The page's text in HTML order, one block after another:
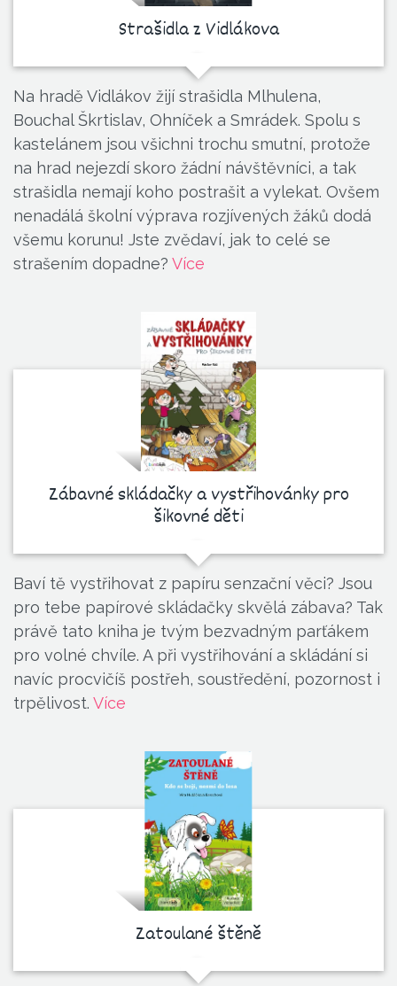
Strašidla z Vidlákova
Na hradě Vidlákov žijí strašidla Mlhulena,
Bouchal Škrtislav, Ohníček a Smrádek. Spolu s
kastelánem jsou všichni trochu smutní, protože
na hrad nejezdí skoro žádní návštěvníci, a tak
strašidla nemají koho postrašit a vylekat. Ovšem
nenadálá školní výprava rozjívených žáků dodá
všemu korunu! Jste zvědaví, jak to celé se
strašením dopadne? Více
Zábavné skládačky a vystřihovánky pro
šikovné děti
Baví tě vystřihovat z papíru senzační věci? Jsou
pro tebe papírové skládačky skvělá zábava? Tak
právě tato kniha je tvým bezvadným parťákem
pro volné chvíle. A při vystřihování a skládání si
navíc procvičíš postřeh, soustředění, pozornost i
trpělivost. Více
Zatoulané štěně